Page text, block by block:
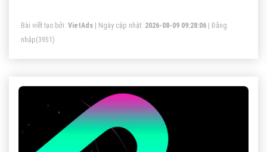
Bài viết tạo bởi: VietAds | Ngày cập nhật: 2026-08-09 09:28:06
Đăng
nhập(3951)